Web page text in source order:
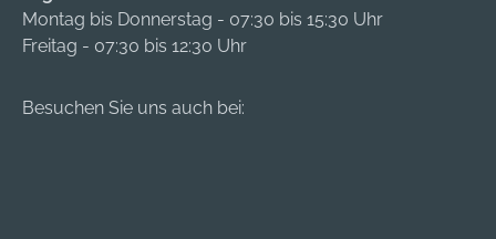
Montag bis Donnerstag - 07:30 bis 15:30 Uhr
Freitag - 07:30 bis 12:30 Uhr
Besuchen Sie uns auch bei: